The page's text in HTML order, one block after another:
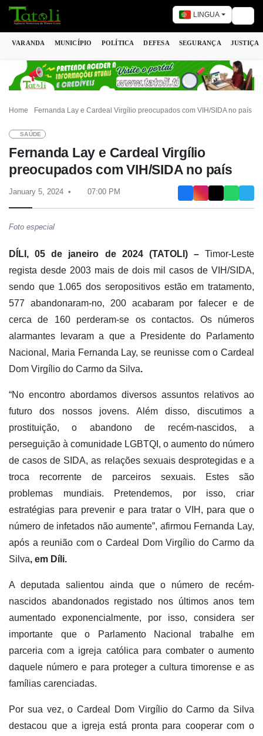
LINGUA
VARANDA MUNICÍPIO POLÍTICA DEFESA SEGURANÇA JUSTIÇA
Home Fernanda Lay e Cardeal Virgílio preocupados com VIH/SIDA no país
SAÚDE
Fernanda Lay e Cardeal Virgílio
preocupados com VIH/SIDA no país
January 5, 2024 07:00 PM
Foto especial
DÍLI, 05 de janeiro de 2024 (TATOLI) – Timor-Leste
regista desde 2003 mais de dois mil casos de VIH/SIDA,
sendo que 1.065 dos seropositivos estão em tratamento,
577 abandonaram-no, 200 acabaram por falecer e de
cerca de 160 perderam-se os contactos. Os números
alarmantes levaram a que a Presidente do Parlamento
Nacional, Maria Fernanda Lay, se reunisse com o Cardeal
Dom Virgílio do Carmo da Silva.
“No encontro abordamos diversos assuntos relativos ao
futuro dos nossos jovens. Além disso, discutimos a
prostituição, o abandono de recém-nascidos, a
perseguição à comunidade LGBTQI, o aumento do número
de casos de SIDA, as relações sexuais desprotegidas e a
troca recorrente de parceiros sexuais. Estes são
problemas mundiais. Pretendemos, por isso, criar
estratégias para prevenir e para tratar o VIH, para que o
número de infetados não aumente”, afirmou Fernanda Lay,
após a reunião com o Cardeal Dom Virgílio do Carmo da
Silva, em Díli.
A deputada salientou ainda que o número de recém-
nascidos abandonados registado nos últimos anos tem
aumentado exponencialmente, por isso, considera ser
importante que o Parlamento Nacional trabalhe em
parceria com a igreja católica para combater o aumento
daquele número e para proteger a cultura timorense e as
famílias carenciadas.
Por sua vez, o Cardeal Dom Virgílio do Carmo da Silva
destacou que a igreja está pronta para cooperar com o